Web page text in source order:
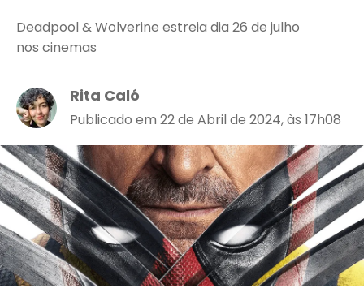
Deadpool & Wolverine estreia dia 26 de julho
nos cinemas
Rita Caló
Publicado em 22 de Abril de 2024, às 17h08